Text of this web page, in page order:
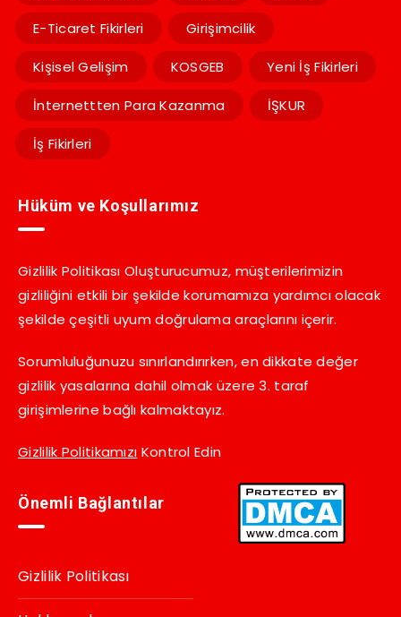
E-Ticaret Fikirleri Girişimcilik
Kişisel Gelişim KOSGEB Yeni İş Fikirleri
İnternettten Para Kazanma İŞKUR
İş Fikirleri
Hüküm ve Koşullarımız
Gizlilik Politikası Oluşturucumuz, müşterilerimizin
gizliliğini etkili bir şekilde korumamıza yardımcı olacak
şekilde çeşitli uyum doğrulama araçlarını içerir.
Sorumluluğunuzu sınırlandırırken, en dikkate değer
gizlilik yasalarına dahil olmak üzere 3. taraf
girişimlerine bağlı kalmaktayız.
Gizlilik Politikamızı Kontrol Edin
Önemli Bağlantılar
Gizlilik Politikası